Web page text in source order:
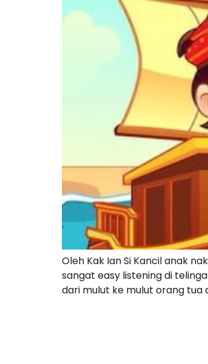
Oleh Kak Ian Si Kancil anak
sangat easy listening di
dari mulut ke mulut orang tua